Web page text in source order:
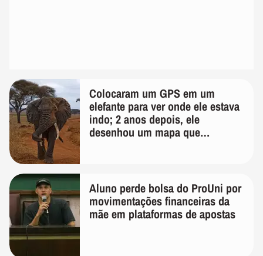
Colocaram um GPS em um
elefante para ver onde ele estava
indo; 2 anos depois, ele
desenhou um mapa que
Aluno perde bolsa do ProUni por
movimentações financeiras da
mãe em plataformas de apostas